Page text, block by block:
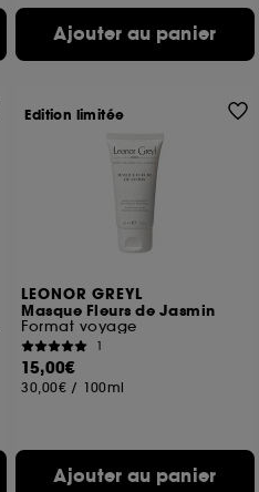
Ajouter au panier
LEONOR GREYL
Masque Fleurs de Jasmin
Format voyage
1
15,00€
30,00€ / 100ml
Ajouter au panier
Edition limitée